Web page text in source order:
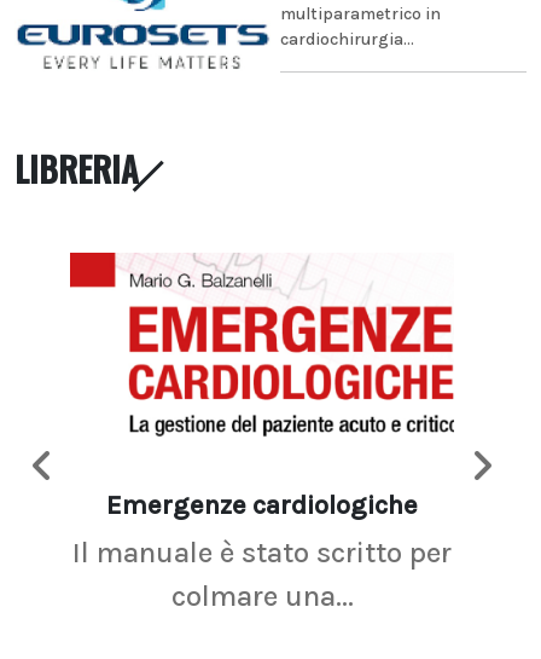
multiparametrico in
cardiochirurgia...
LIBRERIA
Emergenze cardiologiche
Il manuale è stato scritto per
colmare una...